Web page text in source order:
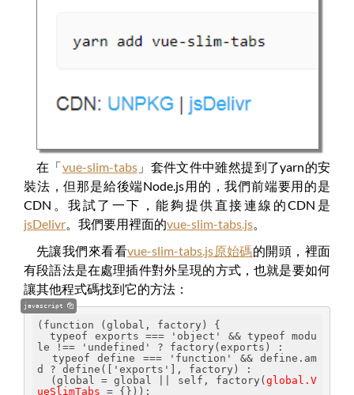
在「vue-slim-tabs」套件文件中雖然提到了yarn的安
裝法，但那是給後端Node.js用的，我們前端要用的是
CDN。我試了一下，能夠提供直接連線的CDN是
jsDelivr。我們要用裡面的vue-slim-tabs.js。
先讓我們來看看vue-slim-tabs.js原始碼的開頭，裡面
有段語法是在處理插件對外呈現的方式，也就是要如何
讓其他程式碼找到它的方法：
javascript
(function (global, factory) {
typeof exports === 'object' && typeof modu
le !== 'undefined' ? factory(exports) :
typeof define === 'function' && define.am
d ? define(['exports'], factory) :
(global = global || self, factory(global.V
ueSlimTabs = {}));